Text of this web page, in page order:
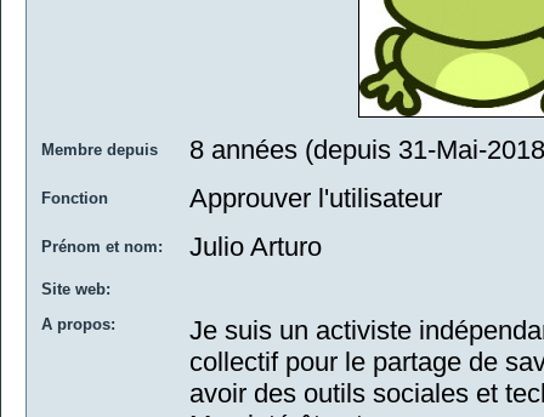
Membre depuis 8 années (depuis 31-Mai-
Fonction Approuver l'utilisateur
Prénom et nom: Julio Arturo
Site web:
A propos:
Je suis un activiste
collectif pour le partage de
avoir des outils sociales et